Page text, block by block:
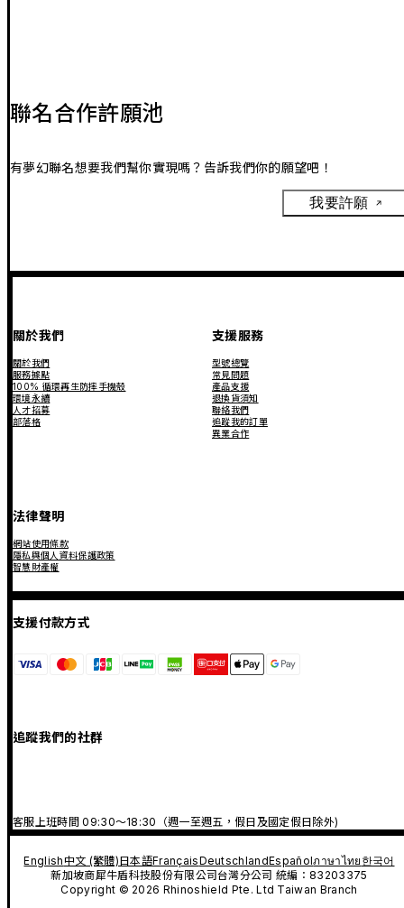
聯名合作許願池
有夢幻聯名想要我們幫你實現嗎？告訴我們你的願望吧！
我要許願
關於我們
關於我們
服務據點
100% 循環再生防摔手機殼
環境永續
人才招募
部落格
支援服務
型號總覽
常見問題
產品支援
退換貨須知
聯絡我們
追蹤我的訂單
異業合作
法律聲明
網站使用條款
隱私與個人資料保護政策
智慧財產權
支援付款方式
追蹤我們的社群
客服上班時間 09:30～18:30（週一至週五，假日及國定假日除外)
English中文 (繁體)日本語FrançaisDeutschlandEspañolภาษาไทย 한국어
新加坡商犀牛盾科技股份有限公司台灣分公司 統編：83203375
Copyright © 2026 Rhinoshield Pte. Ltd Taiwan Branch